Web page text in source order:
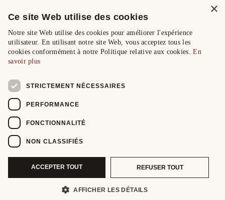
×
Ce site Web utilise des cookies
Notre site Web utilise des cookies pour améliorer l'expérience
utilisateur. En utilisant notre site Web, vous acceptez tous les
cookies conformément à notre Politique relative aux cookies.En
savoir plus
STRICTEMENT NÉCESSAIRES
PERFORMANCE
FONCTIONNALITÉ
NON CLASSIFIÉS
ACCEPTER TOUT REFUSER TOUT
AFFICHER LES DÉTAILS